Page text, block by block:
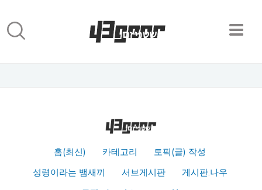
홈(최신) 카테고리
토픽(글) 작성
성령이라는 뱀새끼
서브게시판
게시판.나우